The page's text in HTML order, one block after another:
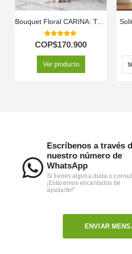
Bouquet Floral CARINA: Ternura en Gerberas y Astromelias Rosadas 💖
5.00out of 5
COP$170.900
Ver producto
Escríbenos a través
nuestro número de
WhatsApp
Si tienes alguna duda o
¡Estaremos encantados de
ayudarte!"
ENVIAR